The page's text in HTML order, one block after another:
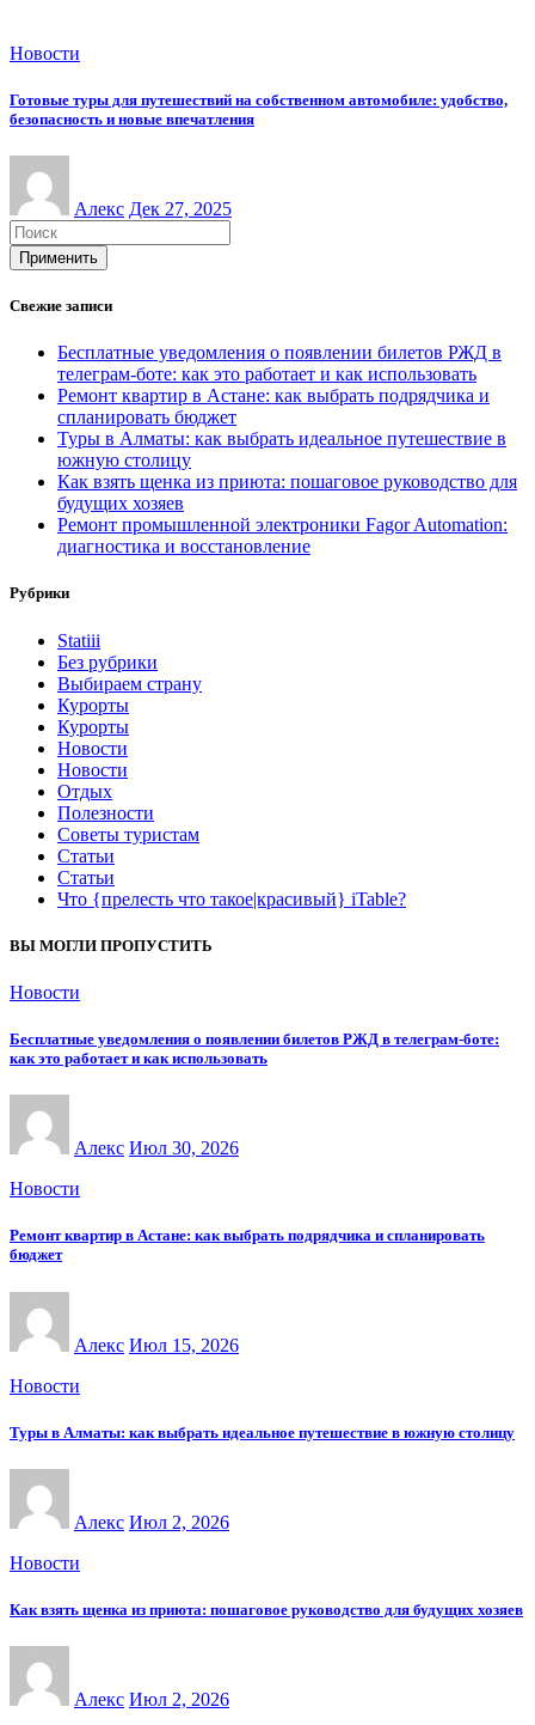
Новости
Готовые туры для путешествий на собственном автомобиле: удобство,
безопасность и новые впечатления
Алекс Дек 27, 2025
Применить
Свежие записи
Бесплатные уведомления о появлении билетов РЖД в
телеграм-боте: как это работает и как использовать
Ремонт квартир в Астане: как выбрать подрядчика и
спланировать бюджет
Туры в Алматы: как выбрать идеальное путешествие в
южную столицу
Как взять щенка из приюта: пошаговое руководство для
будущих хозяев
Ремонт промышленной электроники Fagor Automation:
диагностика и восстановление
Рубрики
Statiii
Без рубрики
Выбираем страну
Курорты
Курорты
Новости
Новости
Отдых
Полезности
Советы туристам
Статьи
Статьи
Что {прелесть что такое|красивый} iTable?
ВЫ МОГЛИ ПРОПУСТИТЬ
Новости
Бесплатные уведомления о появлении билетов РЖД в телеграм-боте:
как это работает и как использовать
Алекс Июл 30, 2026
Новости
Ремонт квартир в Астане: как выбрать подрядчика и спланировать
бюджет
Алекс Июл 15, 2026
Новости
Туры в Алматы: как выбрать идеальное путешествие в южную столицу
Алекс Июл 2, 2026
Новости
Как взять щенка из приюта: пошаговое руководство для будущих хозяев
Алекс Июл 2, 2026